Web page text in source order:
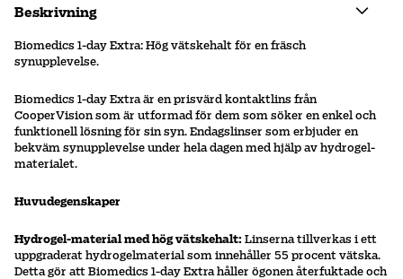
Beskrivning
Biomedics 1-day Extra: Hög vätskehalt för en fräsch
synupplevelse.
Biomedics 1-day Extra är en prisvärd kontaktlins från
CooperVision som är utformad för dem som söker en enkel och
funktionell lösning för sin syn. Endagslinser som erbjuder en
bekväm synupplevelse under hela dagen med hjälp av hydrogel-
materialet.
Huvudegenskaper
Hydrogel-material med hög vätskehalt: Linserna tillverkas i ett
uppgraderat hydrogelmaterial som innehåller 55 procent vätska.
Detta gör att Biomedics 1-day Extra håller ögonen återfuktade och